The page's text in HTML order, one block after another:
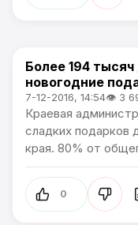
Новости
Более 194
новогодние
7-12-2016, 14:54👁 3
Краевая
сладких подарков
края. 80% от
0